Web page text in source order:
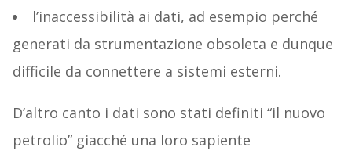
l’inaccessibilità ai dati, ad esempio perché
generati da strumentazione obsoleta e dunque
difficile da connettere a sistemi esterni.
D’altro canto i dati sono stati definiti “il nuovo
petrolio” giacché una loro sapiente